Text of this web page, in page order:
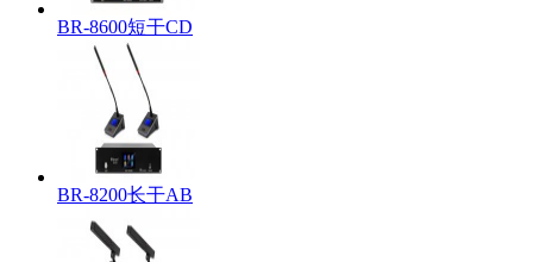
BR-8600短干CD
BR-8200长干AB